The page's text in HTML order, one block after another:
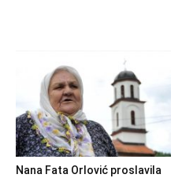
Nana Fata Orlović proslavila